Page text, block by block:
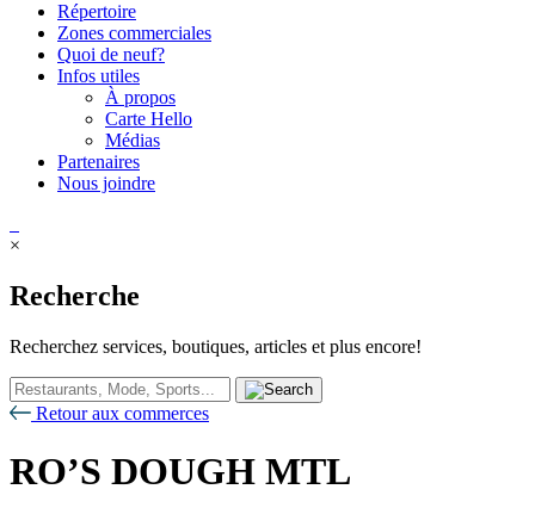
Répertoire
Zones commerciales
Quoi de neuf?
Infos utiles
À propos
Carte Hello
Médias
Partenaires
Nous joindre
×
Recherche
Recherchez services, boutiques, articles et plus encore!
Retour aux commerces
RO’S DOUGH MTL